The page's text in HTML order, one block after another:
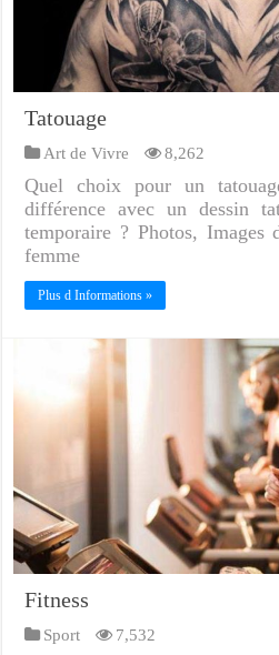
Tatouage
Art de Vivre 8,262
Quel choix pour un
différence avec un dessin
temporaire ? Photos, Images
femme
Plus d Informations »
Fitness
Sport 7,532